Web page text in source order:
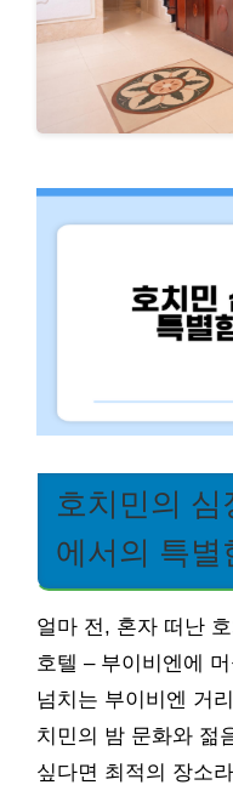
호치민의 심
에서의 특별
얼마 전, 혼자 떠난
호텔 – 부이비엔에
넘치는 부이비엔 거
치민의 밤 문화와 젊
싶다면 최적의 장소